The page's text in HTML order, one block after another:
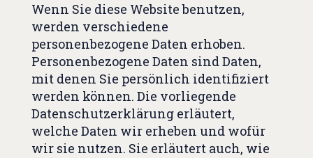
Wenn Sie diese Website benutzen,
werden verschiedene
personenbezogene Daten erhoben.
Personenbezogene Daten sind Daten,
mit denen Sie persönlich identifiziert
werden können. Die vorliegende
Datenschutzerklärung erläutert,
welche Daten wir erheben und wofür
wir sie nutzen. Sie erläutert auch, wie